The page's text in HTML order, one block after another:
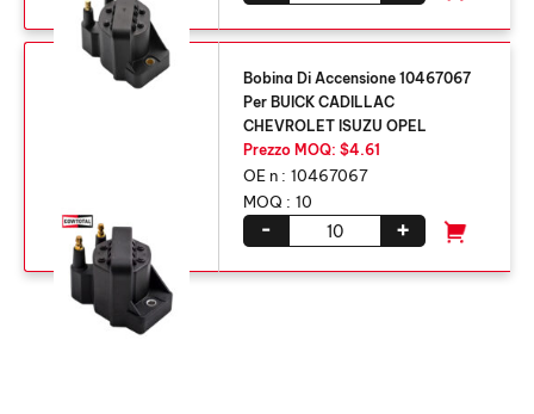
Bobina Di Accensione 10467067
Per BUICK CADILLAC
CHEVROLET ISUZU OPEL
Prezzo MOQ: $4.61
OE n : 10467067
MOQ : 10
+
-